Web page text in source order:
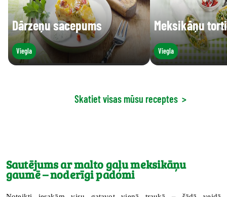
Dārzeņu sacepums
Viegla
Meksikāņu
Viegla
Skatiet visas mūsu receptes >
Sautējums ar malto gaļu meksikāņu
gaumē – noderīgi padomi